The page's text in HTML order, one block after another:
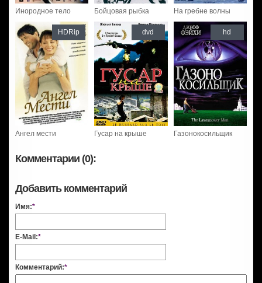
Инородное тело Бойцовая рыбка На гребне волны
Ангел мести
HDRip
Гусар на крыше
dvd
Газонокосильщик
hd
Комментарии (0):
Добавить комментарий
Имя:*
E-Mail:*
Комментарий:*